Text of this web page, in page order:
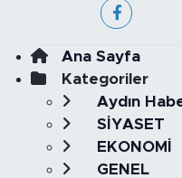
Ana Sayfa
Kategoriler
Aydın
SİYASET
EKONOMİ
GENEL